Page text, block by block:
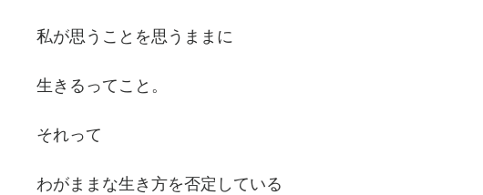
私が思うことを思うままに
生きるってこと。
それって
わがままな生き方を否定している